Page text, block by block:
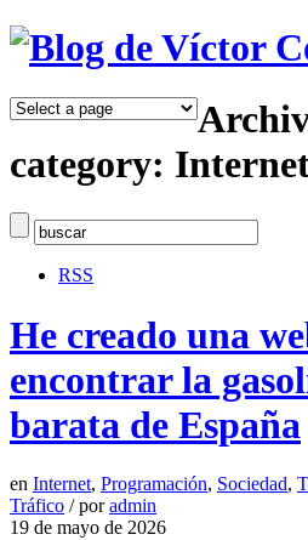
category:
RSS
He creado una
encontrar la
barata de España
en Internet, Programación, Sociedad,
Tráfico / poradmin
19 de mayo de 2026